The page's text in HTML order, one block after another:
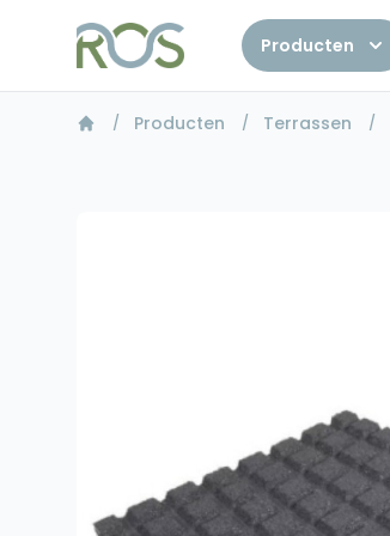
Producten
Producten Terrassen